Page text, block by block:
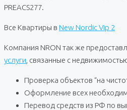
PREACS277.
Все Квартиры в New Nordic Vip 2
Компания NRON так же
услуги , связанные с
Проверка объектов “на
Оформление всех
Перевод средств из РФ по